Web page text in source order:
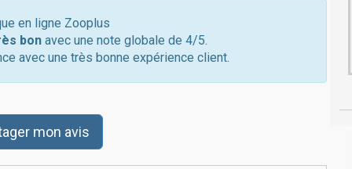
en ligne Zooplus
bon avec une note globale de 4/5.
avec une très bonne expérience client.
mon avis